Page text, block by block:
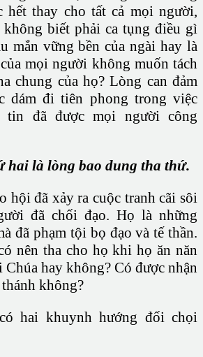
hết thay cho tất cả mọi người,
biết phải ca tụng điều gì
mắn vững bền của ngài hay là
mọi người không muốn tách
chung của họ? Lòng can đảm
dám đi tiên phong trong việc
tin đã được mọi người công
hai là lòng bao dung tha thứ.
hội đã xảy ra cuộc tranh cãi sôi
đã chối đạo. Họ là những
đã phạm tội bọ đạo và tế thần.
nên tha cho họ khi họ ăn năn
hay không? Có được nhận
không?
hai khuynh hướng đối chọi